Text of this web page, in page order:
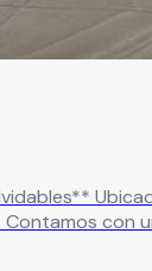
es tu destino